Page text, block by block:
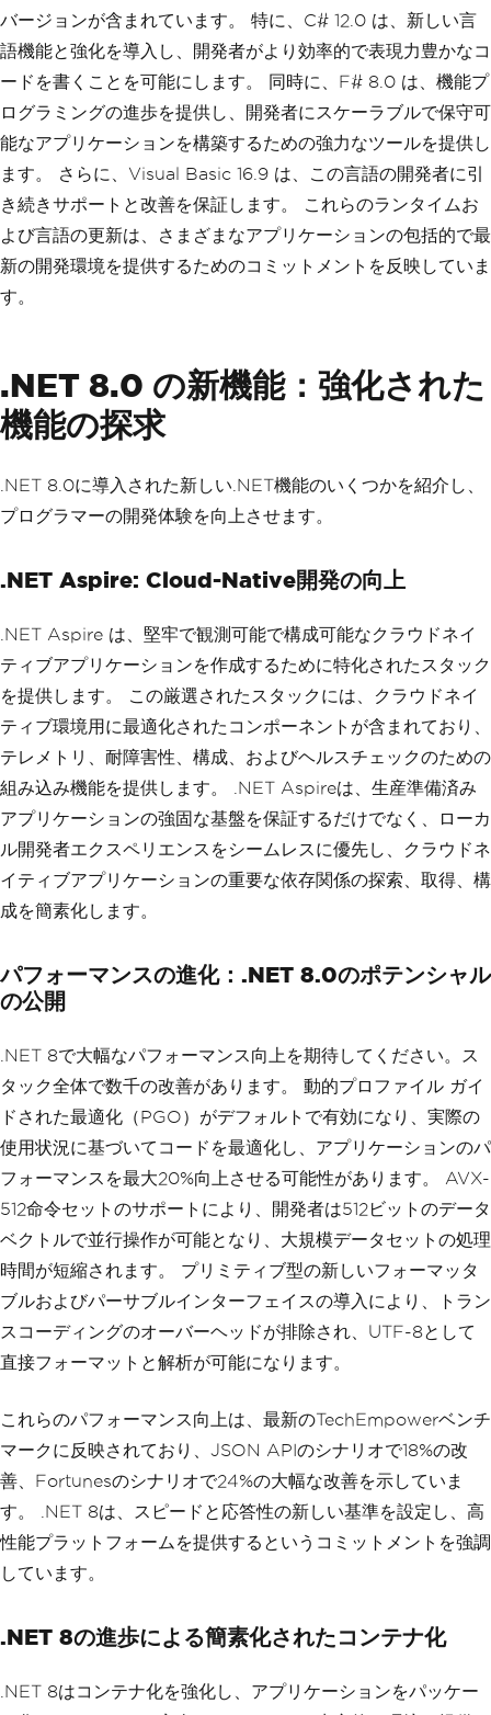
バージョンが含まれています。 特に、C# 12.0 は、新しい言
語機能と強化を導入し、開発者がより効率的で表現力豊かなコ
ードを書くことを可能にします。 同時に、F# 8.0 は、機能プ
ログラミングの進歩を提供し、開発者にスケーラブルで保守可
能なアプリケーションを構築するための強力なツールを提供し
ます。 さらに、Visual Basic 16.9 は、この言語の開発者に引
き続きサポートと改善を保証します。 これらのランタイムお
よび言語の更新は、さまざまなアプリケーションの包括的で最
新の開発環境を提供するためのコミットメントを反映していま
す。
.NET 8.0 の新機能：強化された
機能の探求
.NET 8.0に導入された新しい.NET機能のいくつかを紹介し、
プログラマーの開発体験を向上させます。
.NET Aspire: Cloud-Native開発の向上
.NET Aspire は、堅牢で観測可能で構成可能なクラウドネイ
ティブアプリケーションを作成するために特化されたスタック
を提供します。 この厳選されたスタックには、クラウドネイ
ティブ環境用に最適化されたコンポーネントが含まれており、
テレメトリ、耐障害性、構成、およびヘルスチェックのための
組み込み機能を提供します。 .NET Aspireは、生産準備済み
アプリケーションの強固な基盤を保証するだけでなく、ローカ
ル開発者エクスペリエンスをシームレスに優先し、クラウドネ
イティブアプリケーションの重要な依存関係の探索、取得、構
成を簡素化します。
パフォーマンスの進化：.NET 8.0のポテンシャル
の公開
.NET 8で大幅なパフォーマンス向上を期待してください。ス
タック全体で数千の改善があります。 動的プロファイル ガイ
ドされた最適化（PGO）がデフォルトで有効になり、実際の
使用状況に基づいてコードを最適化し、アプリケーションのパ
フォーマンスを最大20%向上させる可能性があります。 AVX-
512命令セットのサポートにより、開発者は512ビットのデータ
ベクトルで並行操作が可能となり、大規模データセットの処理
時間が短縮されます。 プリミティブ型の新しいフォーマッタ
ブルおよびパーサブルインターフェイスの導入により、トラン
スコーディングのオーバーヘッドが排除され、UTF-8として
直接フォーマットと解析が可能になります。
これらのパフォーマンス向上は、最新のTechEmpowerベンチ
マークに反映されており、JSON APIのシナリオで18%の改
善、Fortunesのシナリオで24%の大幅な改善を示していま
す。 .NET 8は、スピードと応答性の新しい基準を設定し、高
性能プラットフォームを提供するというコミットメントを強調
しています。
.NET 8の進歩による簡素化されたコンテナ化
.NET 8はコンテナ化を強化し、アプリケーションをパッケー